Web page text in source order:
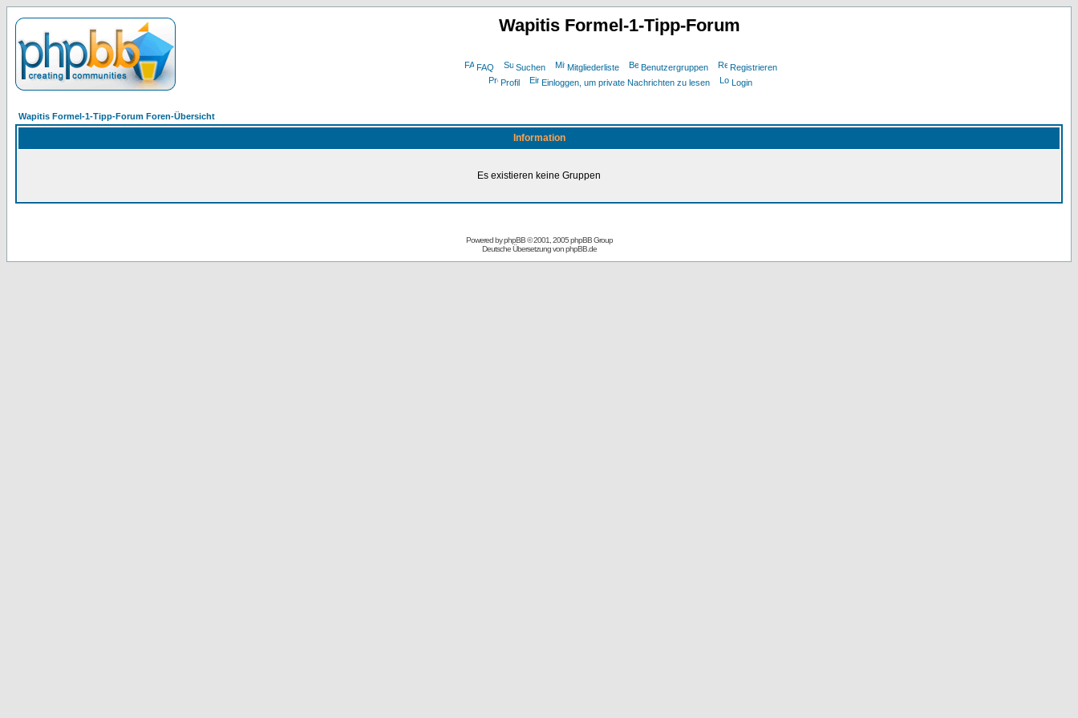
Wapitis Formel-1-Tipp-Forum
FAQ Suchen Mitgliederliste Benutzergruppen
Registrieren
Profil
Einloggen, um private Nachrichten zu lesen Login
Wapitis Formel-1-Tipp-Forum Foren-Übersicht
Information
Es existieren keine Gruppen
Powered byphpBB© 2001, 2005 phpBB Group
Deutsche Übersetzung vonphpBB.de